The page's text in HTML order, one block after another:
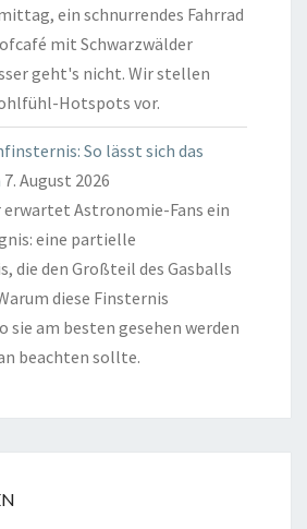
ein schnurrendes Fahrrad
mit Schwarzwälder
geht's nicht. Wir stellen
Hotspots vor.
So lässt sich das
7. August 2026
Astronomie-Fans ein
eine partielle
die den Großteil des Gasballs
diese Finsternis
sie am besten gesehen werden
beachten sollte.